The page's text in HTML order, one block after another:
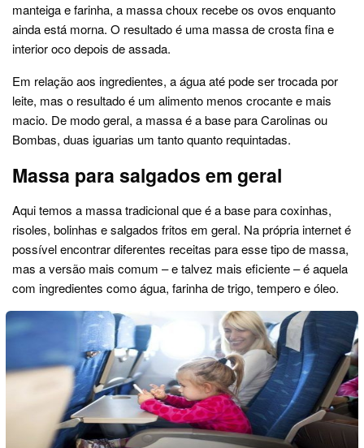
manteiga e farinha, a massa choux recebe os ovos enquanto
ainda está morna. O resultado é uma massa de crosta fina e
interior oco depois de assada.
Em relação aos ingredientes, a água até pode ser trocada por
leite, mas o resultado é um alimento menos crocante e mais
macio. De modo geral, a massa é a base para Carolinas ou
Bombas, duas iguarias um tanto quanto requintadas.
Massa para salgados em geral
Aqui temos a massa tradicional que é a base para coxinhas,
risoles, bolinhas e salgados fritos em geral. Na própria internet é
possível encontrar diferentes receitas para esse tipo de massa,
mas a versão mais comum – e talvez mais eficiente – é aquela
com ingredientes como água, farinha de trigo, tempero e óleo.